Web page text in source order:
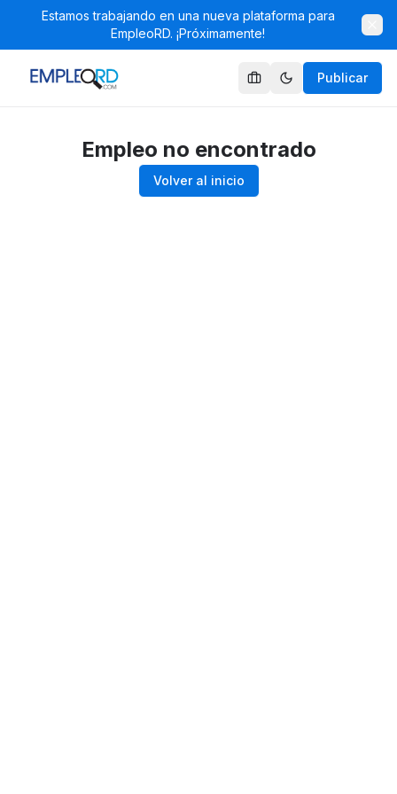
Estamos trabajando en una nueva plataforma para
EmpleoRD. ¡Próximamente!
Publicar
Empleo no encontrado
Volver al inicio